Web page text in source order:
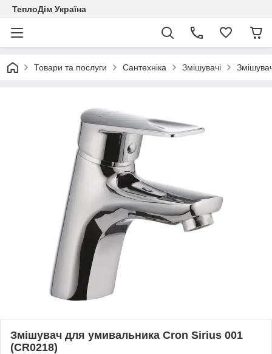
ТеплоДім Україна
Товари та послуги Сантехніка Змішувачі
Змішувач для умивальника Cron Sirius 001
(CR0218)